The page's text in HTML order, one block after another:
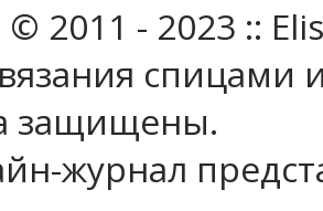
2011 - 2023 ::
спицами
защищены.
журнал